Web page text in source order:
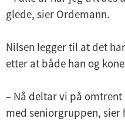
glede, sier Ordemann.
Nilsen legger til at det
etter at både han og
– Nå deltar vi på
med seniorgruppen, sier